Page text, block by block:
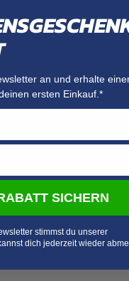
Finde ALLES an
Wir haben alles
noch viel, viel mehr.
Finde deine
Wir haben unter
allen möglichen
an und erhalte
ersten Einkauf.*
SICHERN
stimmst du unserer
dich jederzeit wieder